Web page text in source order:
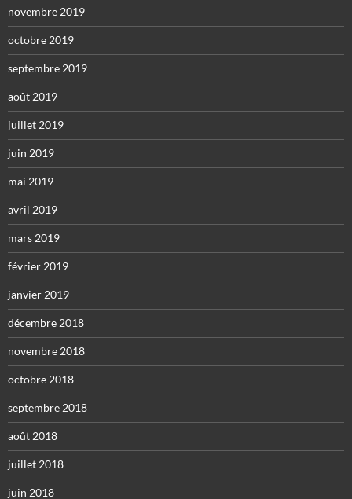
novembre 2019
octobre 2019
septembre 2019
août 2019
juillet 2019
juin 2019
mai 2019
avril 2019
mars 2019
février 2019
janvier 2019
décembre 2018
novembre 2018
octobre 2018
septembre 2018
août 2018
juillet 2018
juin 2018